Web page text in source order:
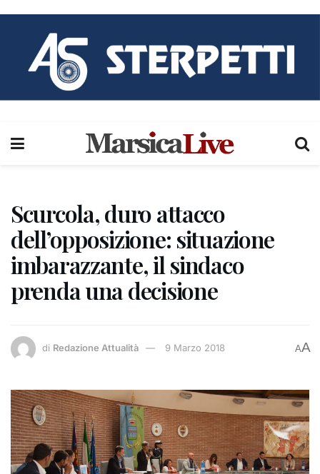
Scurcola, duro attacco
dell’opposizione: situazione
imbarazzante, il sindaco
prenda una decisione
di Redazione Attualità 9 Marzo 2018 AA